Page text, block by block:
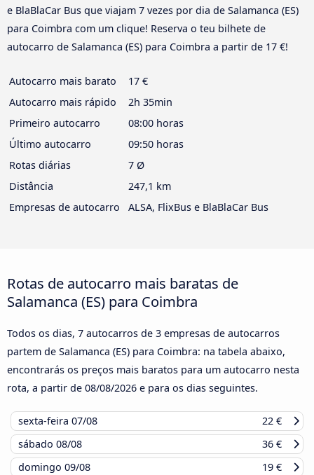
e BlaBlaCar Bus que viajam 7 vezes por dia de Salamanca (ES)
para Coimbra com um clique! Reserva o teu bilhete de
autocarro de Salamanca (ES) para Coimbra a partir de 17 €!
Autocarro mais barato
17 €
Autocarro mais rápido
2h 35min
Primeiro autocarro
08:00 horas
Último autocarro
09:50 horas
Rotas diárias
7 Ø
Distância
247,1 km
Empresas de autocarro
ALSA, FlixBus e BlaBlaCar Bus
Rotas de autocarro mais baratas de
Salamanca (ES) para Coimbra
Todos os dias, 7 autocarros de 3 empresas de autocarros
partem de Salamanca (ES) para Coimbra: na tabela abaixo,
encontrarás os preços mais baratos para um autocarro nesta
rota, a partir de 08/08/2026 e para os dias seguintes.
sexta-feira 07/08
22 €
sábado 08/08
36 €
domingo 09/08
19 €